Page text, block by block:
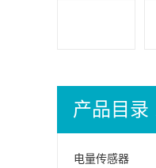
产品目录
电量传感器